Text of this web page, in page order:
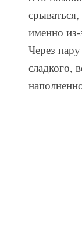
именно из-
Через
сладкого,